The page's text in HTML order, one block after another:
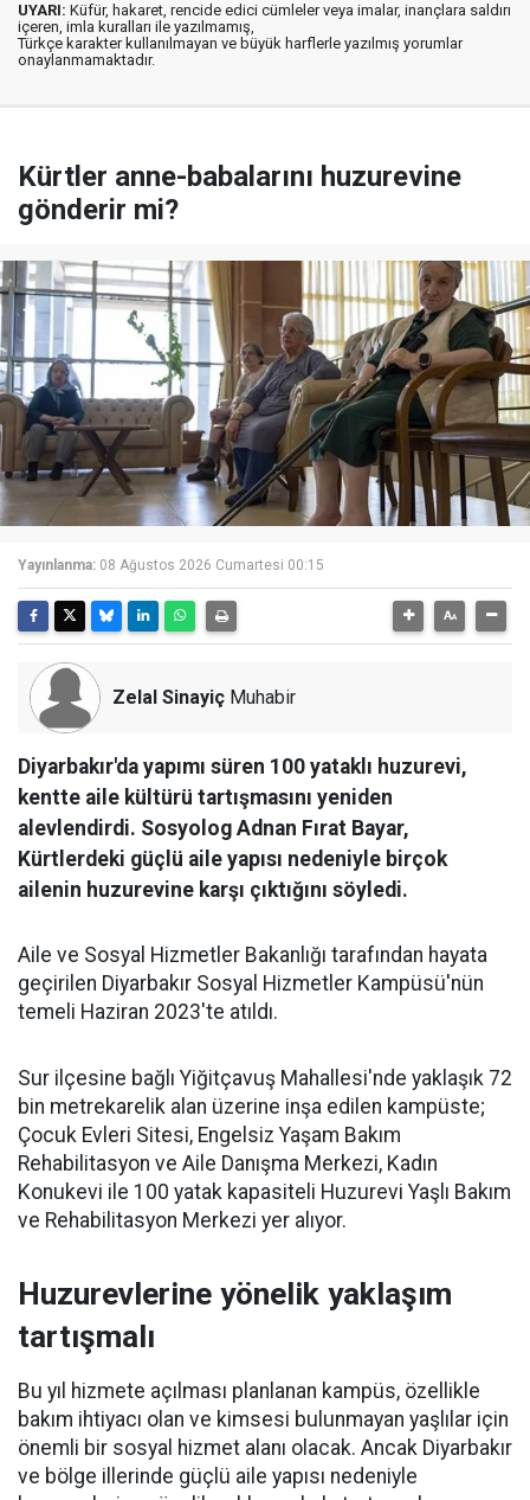
UYARI: Küfür, hakaret, rencide edici cümleler veya imalar, inançlara saldırı
içeren, imla kuralları ile yazılmamış,
Türkçe karakter kullanılmayan ve büyük harflerle yazılmış yorumlar
onaylanmamaktadır.
Kürtler anne-babalarını huzurevine
gönderir mi?
Yayınlanma: 08 Ağustos 2026 Cumartesi 00:15
Zelal Sinayiç Muhabir
Diyarbakır'da yapımı süren 100 yataklı huzurevi,
kentte aile kültürü tartışmasını yeniden
alevlendirdi. Sosyolog Adnan Fırat Bayar,
Kürtlerdeki güçlü aile yapısı nedeniyle birçok
ailenin huzurevine karşı çıktığını söyledi.
Aile ve Sosyal Hizmetler Bakanlığı tarafından hayata
geçirilen Diyarbakır Sosyal Hizmetler Kampüsü'nün
temeli Haziran 2023'te atıldı.
Sur ilçesine bağlı Yiğitçavuş Mahallesi'nde yaklaşık 72
bin metrekarelik alan üzerine inşa edilen kampüste;
Çocuk Evleri Sitesi, Engelsiz Yaşam Bakım
Rehabilitasyon ve Aile Danışma Merkezi, Kadın
Konukevi ile 100 yatak kapasiteli Huzurevi Yaşlı Bakım
ve Rehabilitasyon Merkezi yer alıyor.
Huzurevlerine yönelik yaklaşım
tartışmalı
Bu yıl hizmete açılması planlanan kampüs, özellikle
bakım ihtiyacı olan ve kimsesi bulunmayan yaşlılar için
önemli bir sosyal hizmet alanı olacak. Ancak Diyarbakır
ve bölge illerinde güçlü aile yapısı nedeniyle